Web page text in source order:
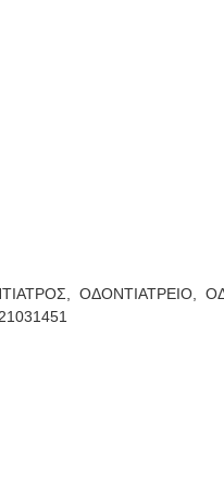
ΟΔΟΝΤΙΑΤΡΕΙΟ,